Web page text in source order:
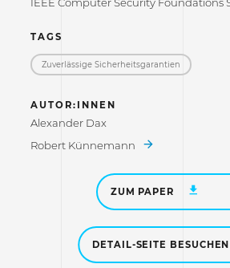
TAGS
Zuverlässige Sicherheitsgarantien
AUTOR:INNEN
Alexander Dax
Robert Künnemann
ZUM PAPER
DETAIL-SEITE BESUCHEN